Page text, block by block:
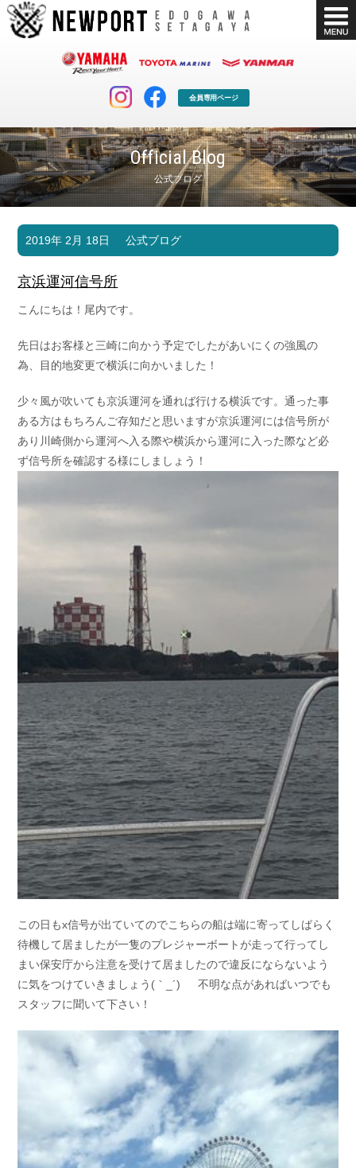
会員専用ページ
Official Blog
公式ブログ
マリンクラブ
マリンライフを堪能したい！
ボート販売
ボート免許
長年の実績と信頼！
Shop Info. Blog
お問い合わせ
採用情報
Recruit
リンク集
2019年 2月 18日 公式ブログ
京浜運河信号所
こんにちは！尾内です。
先日はお客様と三崎に向かう予定でしたがあいにくの強風の
為、目的地変更で横浜に向かいました！
少々風が吹いても京浜運河を通れば行ける横浜です。通った事
ある方はもちろんご存知だと思いますが京浜運河には信号所が
あり川崎側から運河へ入る際や横浜から運河に入った際など必
ず信号所を確認する様にしましょう！
この日もx信号が出ていてのでこちらの船は端に寄ってしばらく
待機して居ましたが一隻のプレジャーボートが走って行ってし
まい保安庁から注意を受けて居ましたので違反にならないよう
に気をつけていきましょう(｀_´)ゞ 不明な点があればいつでも
スタッフに聞いて下さい！